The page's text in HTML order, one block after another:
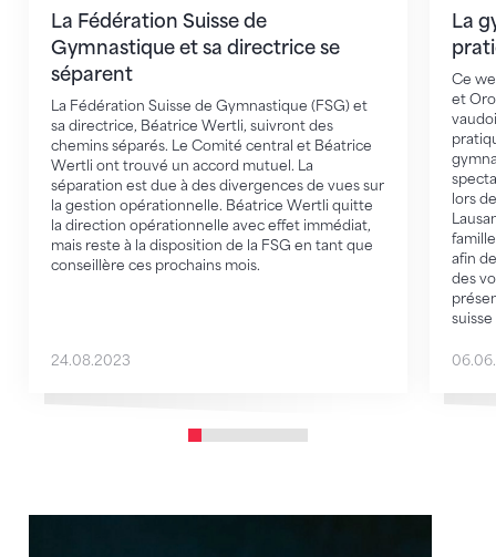
La Fédération Suisse de
Gymnastique et sa directrice se
séparent
La Fédération Suisse de Gymnastique (FSG) et
sa directrice, Béatrice Wertli, suivront des
chemins séparés. Le Comité central et Béatrice
Wertli ont trouvé un accord mutuel. La
séparation est due à des divergences de vues sur
la gestion opérationnelle. Béatrice Wertli quitte
la direction opérationnelle avec effet immédiat,
mais reste à la disposition de la FSG en tant que
conseillère ces prochains mois.
24.08.2023
La
Ce
et
lors
afin
des